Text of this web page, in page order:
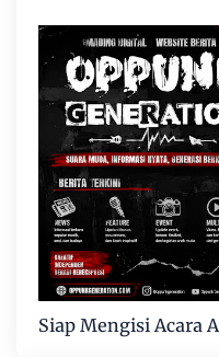
Siap Mengisi Acara